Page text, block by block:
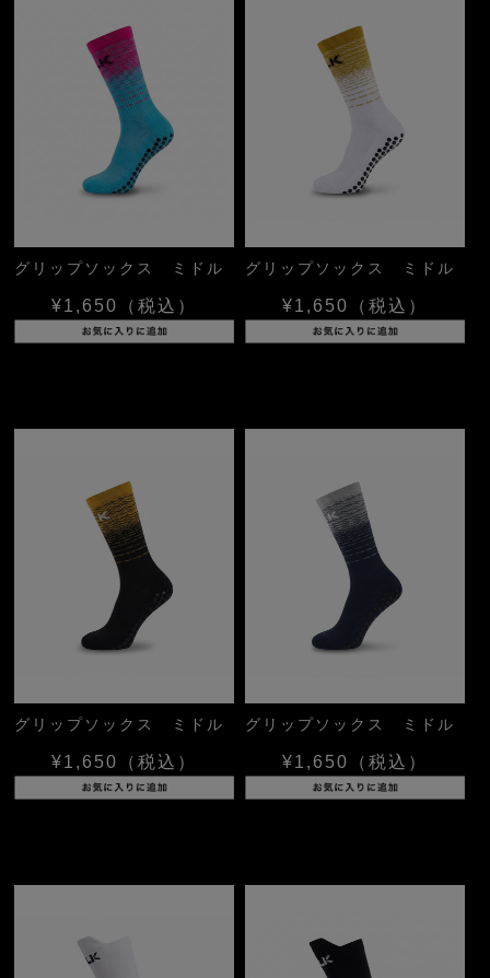
グリップソックス ミドル
¥1,650 （税込）
グリップソックス ミドル
¥1,650 （税込）
グリップソックス ミドル
¥1,650 （税込）
グリップソックス ミドル
¥1,650 （税込）